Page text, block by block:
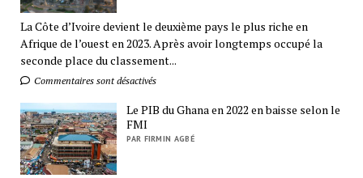
La Côte d’Ivoire devient le deuxième pays le plus riche en
Afrique de l’ouest en 2023. Après avoir longtemps occupé la
seconde place du classement...
Commentaires sont désactivés
Le PIB du Ghana en 2022 en baisse selon le
FMI
PAR FIRMIN AGBÉ